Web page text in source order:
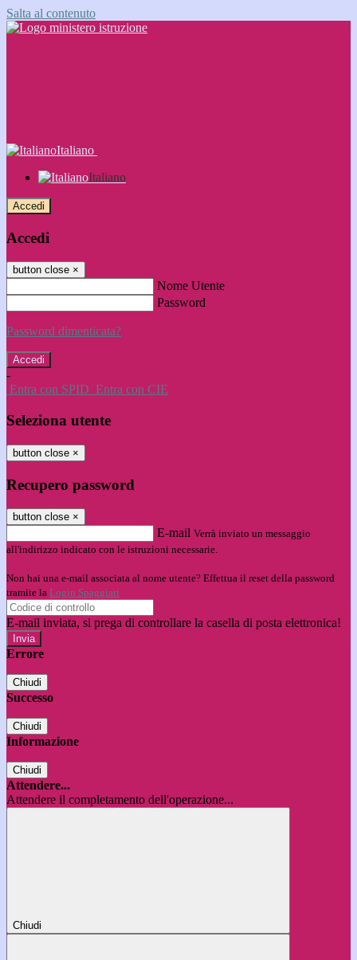
Salta al contenuto
Italiano
Italiano
Accedi
Accedi
button close ×
Nome Utente
Password
Password dimenticata?
-
Entra con SPID Entra con CIE
Seleziona utente
button close ×
Recupero password
button close ×
E-mail Verrà inviato un messaggio
all'indirizzo indicato con le istruzioni necessarie.
Non hai una e-mail associata al nome utente? Effettua il reset della password
tramite la Login Spaggiari
E-mail inviata, si prega di controllare la casella di posta elettronica!
Errore
Chiudi
Successo
Chiudi
Informazione
Chiudi
Attendere...
Attendere il completamento dell'operazione...
Chiudi